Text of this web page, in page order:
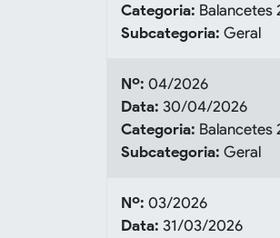
Categoria: Balancetes
Subcategoria: Geral
Nº: 04/2026
Data: 30/04/2026
Categoria: Balancetes
Subcategoria: Geral
Nº: 03/2026
Data: 31/03/2026